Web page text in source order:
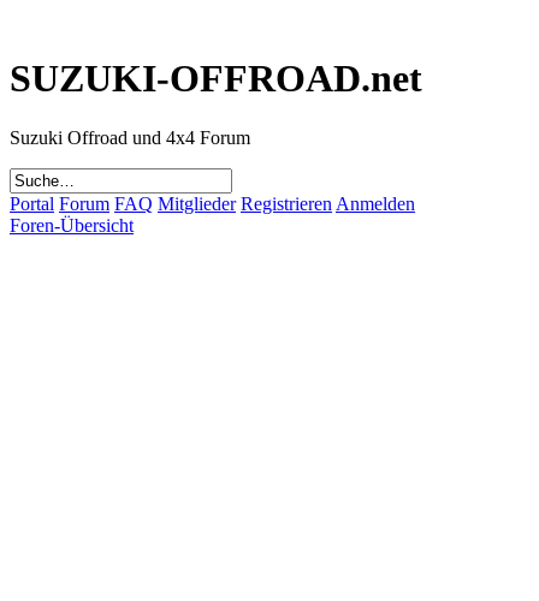
SUZUKI-OFFROAD.net
Suzuki Offroad und 4x4 Forum
Portal Forum FAQ Mitglieder Registrieren Anmelden
Foren-Übersicht